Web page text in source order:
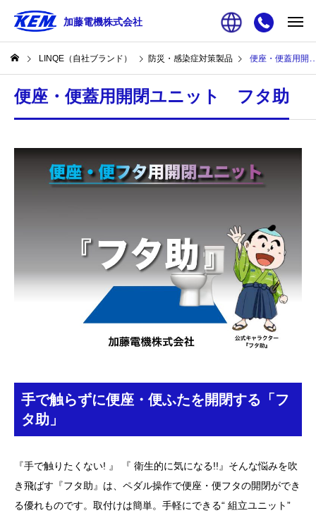
加藤電機株式会社
LINQE（自社ブランド） 防災・感染症対策製品 便座・便蓋用開閉ユニット フタ助
便座・便蓋用開閉ユニット フタ助
手で触らずに便座・便ふたを開閉する「フ
タ助」
『手で触りたくない! 』 『 衛生的に気になる!!』そんな悩みを吹
き飛ばす『フタ助』は、ペダル操作で便座・便フタの開閉ができ
る優れものです。取付けは簡単。手軽にできる“ 組立ユニット”